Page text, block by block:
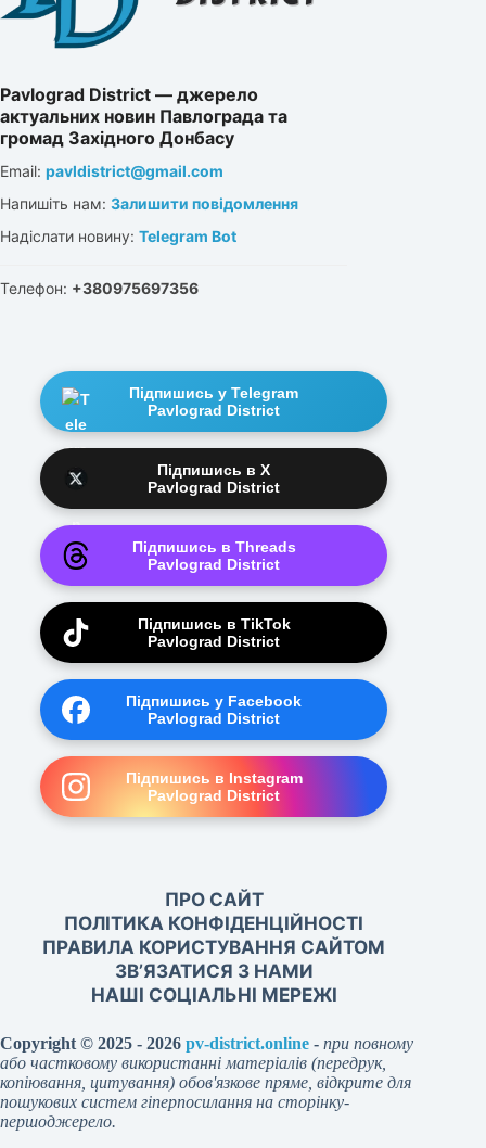
Pavlograd District — джерело
актуальних новин Павлограда та
громад Західного Донбасу
Email: pavldistrict@gmail.com
Напишіть нам: Залишити повідомлення
Надіслати новину: Telegram Bot
Телефон: +380975697356
Підпишись у Telegram
Pavlograd District
Підпишись в X
Pavlograd District
Підпишись в Threads
Pavlograd District
Підпишись в TikTok
Pavlograd District
Підпишись у Facebook
Pavlograd District
Підпишись в Instagram
Pavlograd District
ПРО САЙТ
ПОЛІТИКА КОНФІДЕНЦІЙНОСТІ
ПРАВИЛА КОРИСТУВАННЯ САЙТОМ
ЗВ’ЯЗАТИСЯ З НАМИ
НАШІ СОЦІАЛЬНІ МЕРЕЖІ
Copyright © 2025 - 2026 pv-district.online - при повному
або частковому використанні матеріалів (передрук,
копіювання, цитування) обов'язкове пряме, відкрите для
пошукових систем гіперпосилання на сторінку-
першоджерело.